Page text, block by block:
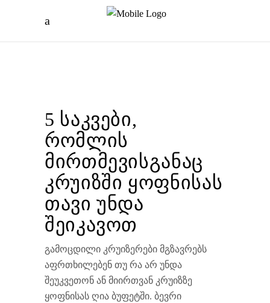
5 საკვები,
რომლის
მირთმევისგანაც
კრუიზში ყოფნისას
თავი უნდა
შეიკავოთ
გამოცდილი კრუიზერები მგზავრებს
აფრთხილებენ თუ რა არ უნდა
შეუკვეთონ ან მიირთვან კრუიზზე
ყოფნისას ღია ბუფეტში. ბევრი